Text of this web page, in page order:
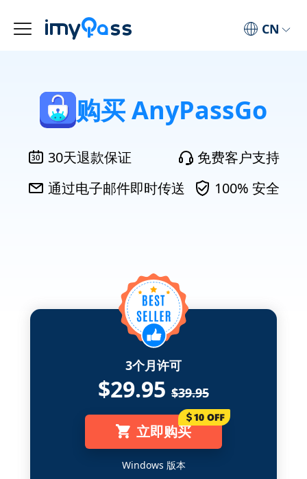
CN
购买 AnyPassGo
30天退款保证
免费客户支持
通过电子邮件即时传送
100% 安全
3个月许可
$29.95 $39.95
立即购买
Windows 版本